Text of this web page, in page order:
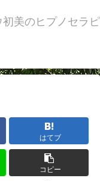
美のヒプノセラピ
はてブ
コピー